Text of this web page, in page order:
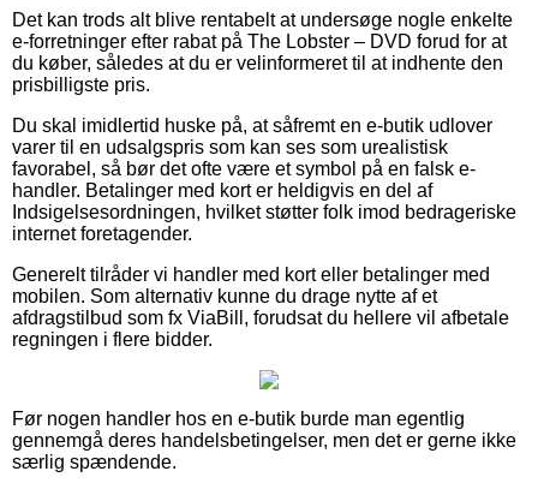
Det kan trods alt blive rentabelt at undersøge nogle enkelte
e-forretninger efter rabat på The Lobster – DVD forud for at
du køber, således at du er velinformeret til at indhente den
prisbilligste pris.
Du skal imidlertid huske på, at såfremt en e-butik udlover
varer til en udsalgspris som kan ses som urealistisk
favorabel, så bør det ofte være et symbol på en falsk e-
handler. Betalinger med kort er heldigvis en del af
Indsigelsesordningen, hvilket støtter folk imod bedrageriske
internet foretagender.
Generelt tilråder vi handler med kort eller betalinger med
mobilen. Som alternativ kunne du drage nytte af et
afdragstilbud som fx ViaBill, forudsat du hellere vil afbetale
regningen i flere bidder.
Før nogen handler hos en e-butik burde man egentlig
gennemgå deres handelsbetingelser, men det er gerne ikke
særlig spændende.